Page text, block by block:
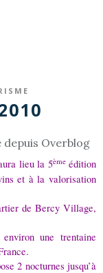
depuis Overblog
lieu la 5èmeédition
et à la valorisation
de Bercy Village,
une trentaine
2 nocturnes jusqu’à